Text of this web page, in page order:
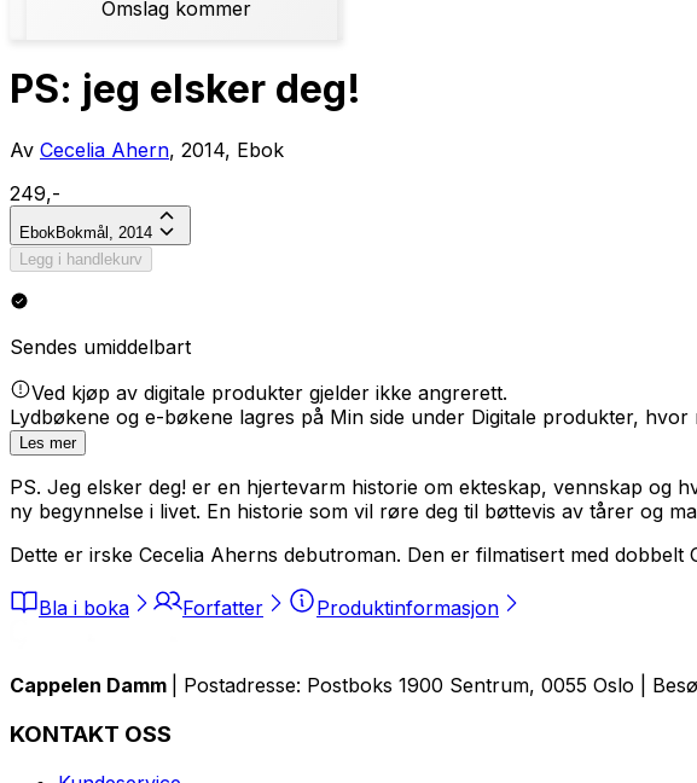
Omslag kommer
PS: jeg elsker deg!
Av Cecelia Ahern, 2014, Ebok
249,-
EbokBokmål, 2014
Legg i handlekurv
Sendes umiddelbart
Ved kjøp av digitale produkter gjelder ikke angrerett.
Lydbøkene og e-bøkene lagres på Min side under Digitale produkter, hvor
Les mer
PS. Jeg elsker deg! er en hjertevarm historie om ekteskap, vennskap
ny begynnelse i livet. En historie som vil røre deg til bøttevis av tårer og
Dette er irske Cecelia Aherns debutroman. Den er filmatisert med
Bla i boka Forfatter Produktinformasjon
Cappelen Damm | Postadresse: Postboks 1900 Sentrum, 0055 Oslo |
KONTAKT OSS